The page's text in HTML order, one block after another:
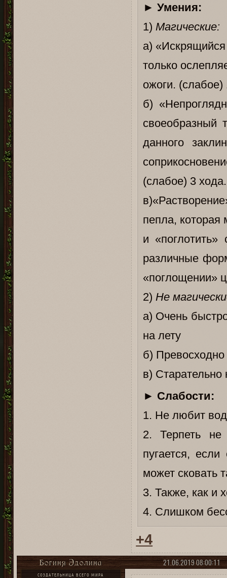
► Умения:
1) Магические:
а) «Искрящийся
только
ожоги. (слабое)
б)
своеобразный
данного
(слабое) 3 хода.
пепла, которая
и
различные
«поглощении»
2) Не
а) Очень
на лету
б) Превосходно
в) Старательно
► Слабости:
1. Не любит
2. Терпеть
пугается,
может сковать
3. Также, как и
4. Слишком
+4
21.06.2019 08:00:11
Богиня Эдолина
СОЗДАТЕЛЬНИЦА ВСЕГО МИРА